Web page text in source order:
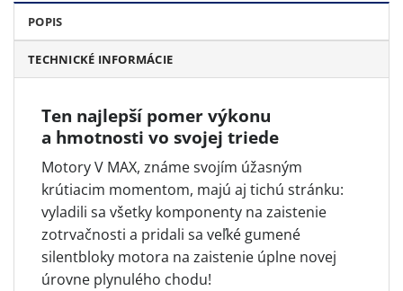
POPIS
TECHNICKÉ INFORMÁCIE
Ten najlepší pomer výkonu
a hmotnosti vo svojej triede
Motory V MAX, známe svojím úžasným
krútiacim momentom, majú aj tichú stránku:
vyladili sa všetky komponenty na zaistenie
zotrvačnosti a pridali sa veľké gumené
silentbloky motora na zaistenie úplne novej
úrovne plynulého chodu!